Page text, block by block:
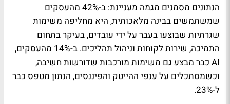
הנתונים מסמנים מגמה מעניינת: ב-42% מהעסקים
שמשתמשים בבינה מלאכותית, היא מחליפה משימות
שגרתיות שבוצעו בעבר על ידי עובדים, בעיקר בתחום
התמיכה, שירות לקוחות וניהול תהליכים. ב-14% מהעסקים,
AI כבר מבצע גם משימות מורכבות שדורשות חשיבה,
וכשמסתכלים על ענפי ההייטק והפיננסים, הנתון מטפס כבר
ל-23%.